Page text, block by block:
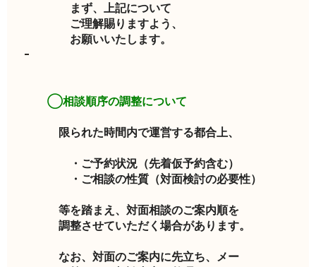
まず、上記について
ご理解賜りますよう、
お願いいたします。
◯相談順序の調整について
限られた時間内で運営する都合上、
・ご予約状況（先着仮予約含む）
・ご相談の性質（対面検討の必要性）
等を踏まえ、対面相談のご案内順を
調整させていただく場合があります。
なお、対面のご案内に先立ち、メー